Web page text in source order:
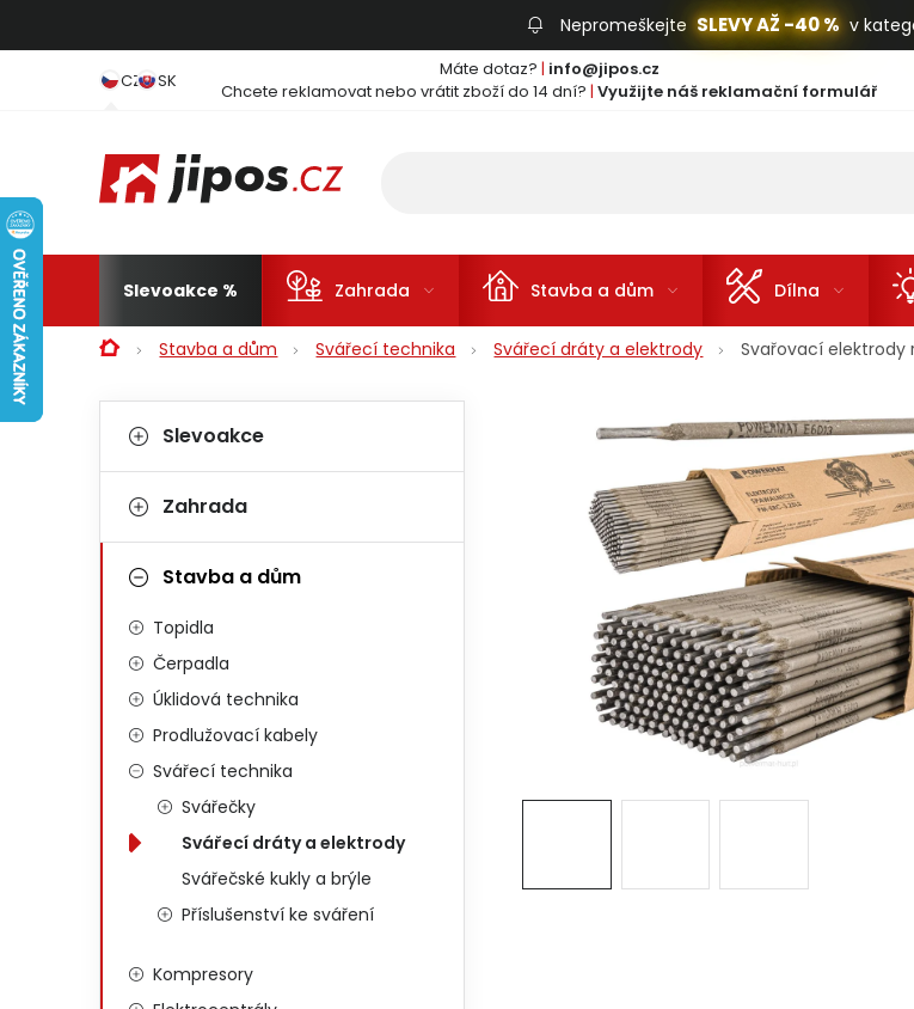
Nepromeškejte SLEVY AŽ -40 % v
CZ SK Máte dotaz? | info@jipos.cz
Chcete reklamovat nebo vrátit zboží do 14 dní? | Využijte náš reklamační formulář
Slevoakce Zahrada Stavba a dům Dílna
DomůStavba a dům Svářecí technika Svářecí dráty a elektrody Svařovací elektrody
Postranní panel
Kategorie
Slevoakce
Zahrada
Stavba a dům
Topidla
Čerpadla
Úklidová technika
Prodlužovací kabely
Svářecí technika
Svářečky
Svářecí dráty a elektrody
Svářečské kukly a brýle
Příslušenství ke sváření
Kompresory